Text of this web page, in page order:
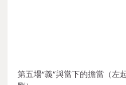
第五場“義”與當下的擔當（左